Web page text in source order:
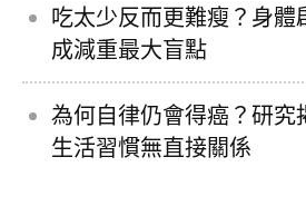
吃太少反而更難瘦？身體
成減重最大盲點
為何自律仍會得癌？研究
生活習慣無直接關係